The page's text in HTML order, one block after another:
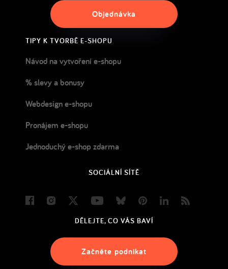
Objednávka
TIPY K TVORBĚ E-SHOPU
Návod na vytvoření e-shopu
% slevy a bonusy
Webdesign e-shopu
Pronájem e-shopu
Jednoduchý e-shop zdarma
SOCIÁLNÍ SÍTĚ
FacebookInstagram
Twitter YoutubeBlueskyPinterestLinkedIn
DĚLEJTE, CO VÁS BAVÍ
Začněte podnikat